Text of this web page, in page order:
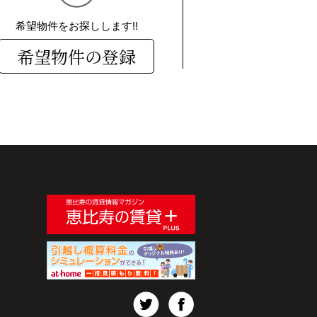
希望物件をお探しします!!
希望物件の登録